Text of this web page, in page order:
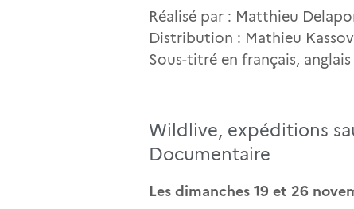
Réalisé par : Matthieu
Distribution : Mathieu
Sous-titré en français,
Wildlive, expéditions
Documentaire
Les dimanches 19 et 26